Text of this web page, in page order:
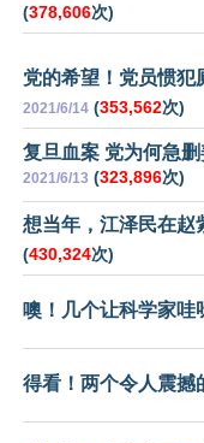
(378,606次)
党的希望！党员惯犯
2021/6/14 (353,562次)
复旦血案 党为何急
2021/6/13 (323,896次)
想当年，江泽民在赵
(430,324次)
噢！几个让科学家哇
得看！两个令人震撼